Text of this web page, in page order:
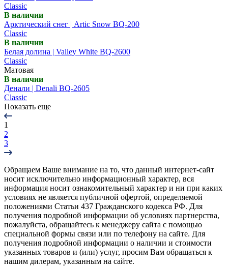
Classic
В наличии
Арктический снег | Artic Snow BQ-200
Classic
В наличии
Белая долина | Valley White BQ-2600
Classic
Матовая
В наличии
Денали | Denali BQ-2605
Classic
Показать еще
1
2
3
Обращаем Ваше внимание на то, что данный интернет-сайт
носит исключительно информационный характер, вся
информация носит ознакомительный характер и ни при каких
условиях не является публичной офертой, определяемой
положениями Статьи 437 Гражданского кодекса РФ. Для
получения подробной информации об условиях партнерства,
пожалуйста, обращайтесь к менеджеру сайта с помощью
специальной формы связи или по телефону на сайте. Для
получения подробной информации о наличии и стоимости
указанных товаров и (или) услуг, просим Вам обращаться к
нашим дилерам, указанным на сайте.